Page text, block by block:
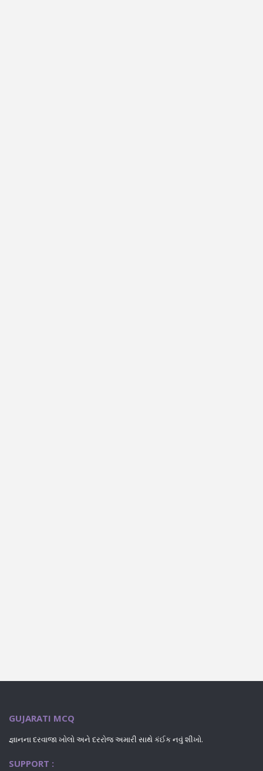
GUJARATI MCQ
જ્ઞાનના દરવાજા ખોલો અને દરરોજ અમારી સાથે કંઈક નવું શીખો.
SUPPORT :